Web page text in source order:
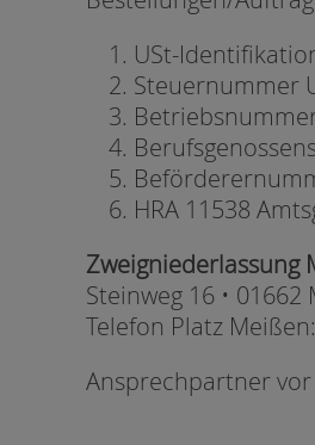
USt-
Steuernummer
HRA 11538
Zweigniederlassung
Steinweg 16 • 01662
Telefon Platz
Ansprechpartner